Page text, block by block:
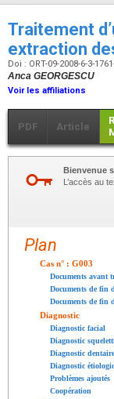
Traitement
extraction
Doi : ORT-09-2008-6-3-
Anca GEORGESCU
Voir les affiliations
PDF Article
Bienvenue
L’accès au
Plan
Cas n° : G003
Documents avant
Documents de fin
Documents de fin
Diagnostic
Diagnostic facial
Diagnostic
Diagnostic dentaire
Diagnostic
Problèmes ajoutés
Coopération